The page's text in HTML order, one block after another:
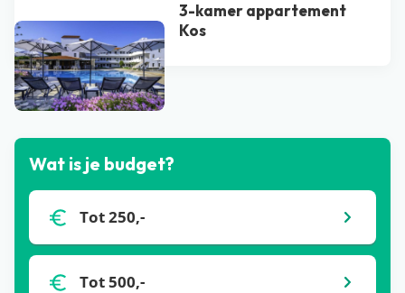
3-kamer appartement
Kos
Bekijk alle blogs
Wat is je budget?
Tot 250,-
Tot 500,-